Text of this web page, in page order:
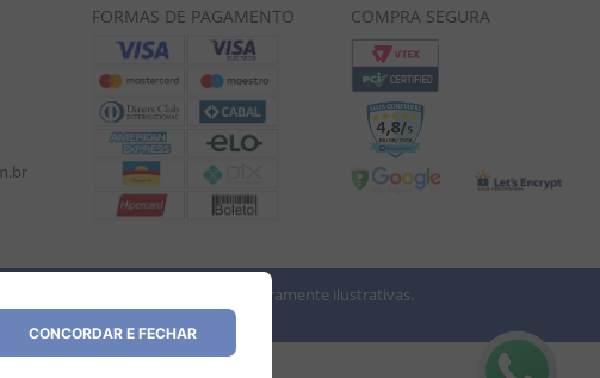
CONCORDAR E FECHAR
FORMAS DE PAGAMENTO COMPRA SEGURA
As imagens dos produtos são meramente ilustrativas.
aviso prévio.